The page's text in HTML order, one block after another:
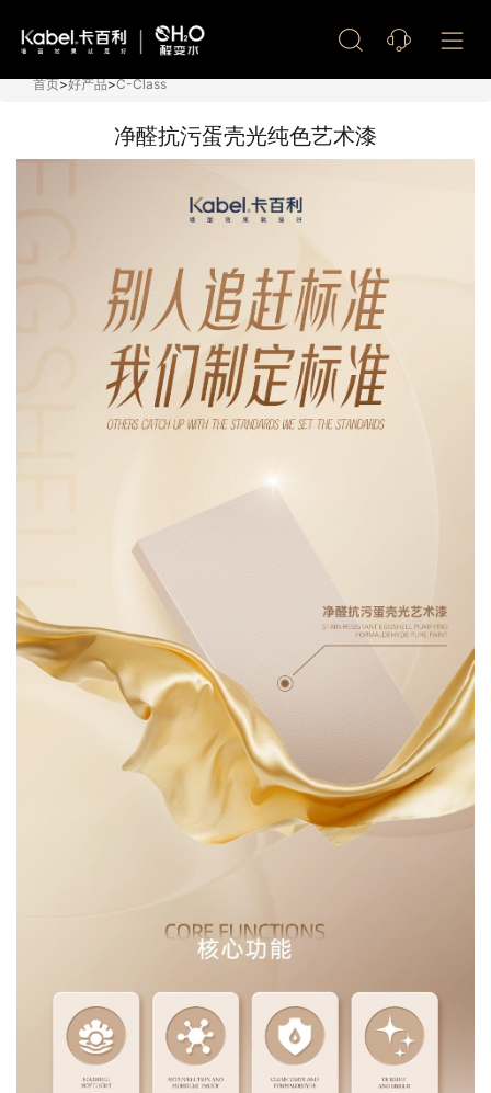
首页>好产品>C-Class
净醛抗污蛋壳光纯色艺术漆